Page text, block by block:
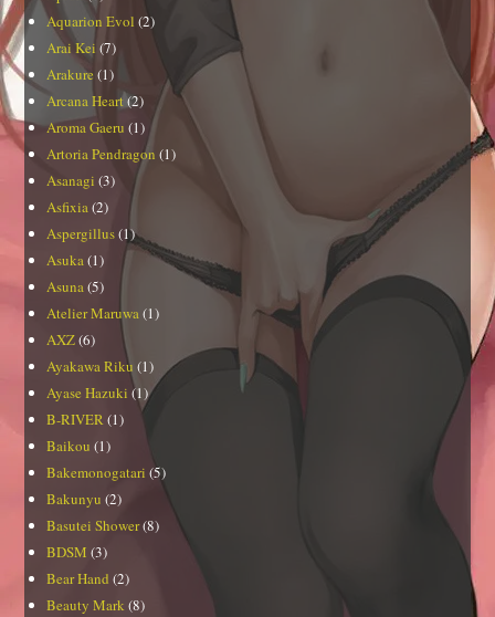
Aquarion Evol (2)
Arai Kei (7)
Arakure (1)
Arcana Heart(2)
Aroma Gaeru (1)
Artoria Pendragon (1)
Asanagi (3)
Asfixia(2)
Aspergillus(1)
Asuka(1)
Asuna(5)
Atelier Maruwa(1)
AXZ(6)
Ayakawa Riku (1)
Ayase Hazuki (1)
B-RIVER (1)
Baikou (1)
Bakemonogatari (5)
Bakunyu (2)
Basutei Shower(8)
BDSM (3)
Bear Hand (2)
Beauty Mark (8)